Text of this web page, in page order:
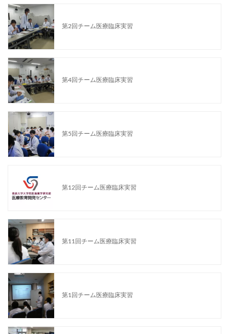
第2回チーム医療臨床実習
第4回チーム医療臨床実習
第5回チーム医療臨床実習
第12回チーム医療臨床実習
第11回チーム医療臨床実習
第1回チーム医療臨床実習